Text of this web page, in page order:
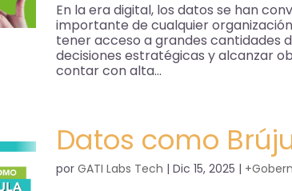
En la era digital, los datos se han
importante de cualquier
tener acceso a grandes cantidades
decisiones estratégicas y alcanzar
contar con alta...
Datos como
porGATI Labs Tech |Dic 15, 2025 |